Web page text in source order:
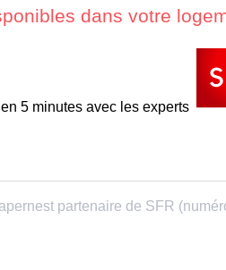
5 minutes avec les experts